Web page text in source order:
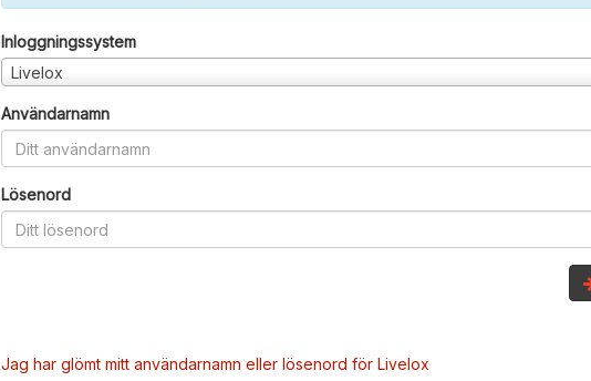
Inloggningssystem
Livelox
Användarnamn
Lösenord
Jag har glömt mitt användarnamn eller lösenord för Livelox